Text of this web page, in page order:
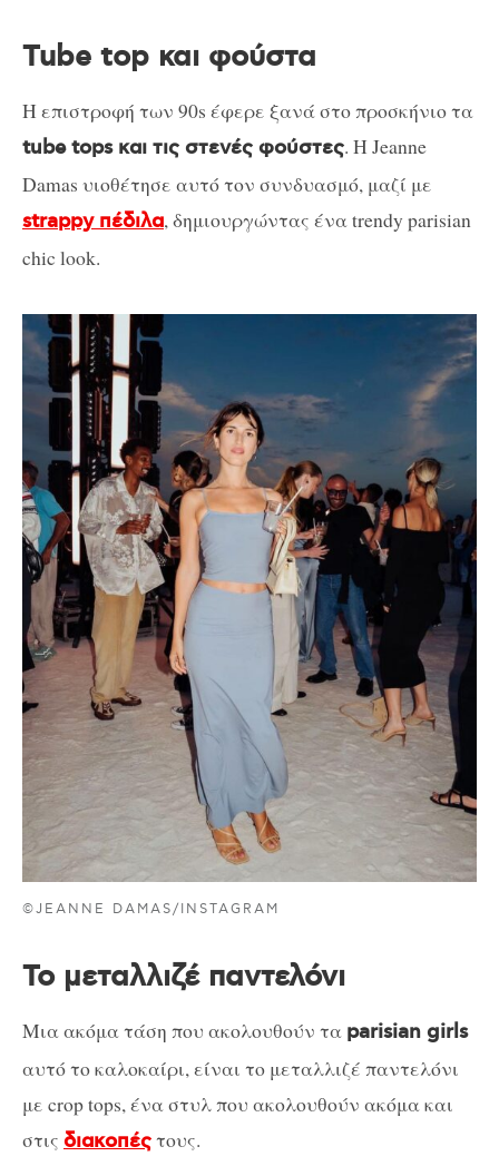
Tube top και φούστα
Η επιστροφή των 90s έφερε ξανά στο προσκήνιο τα
tube tops και τις στενές φούστες. Η Jeanne
Damas υιοθέτησε αυτό τον συνδυασμό, μαζί με
strappy πέδιλα, δημιουργώντας ένα trendy parisian
chic look.
©JEANNE DAMAS/INSTAGRAM
Το μεταλλιζέ παντελόνι
Μια ακόμα τάση που ακολουθούν τα parisian girls
αυτό το καλοκαίρι, είναι το μεταλλιζέ παντελόνι
με crop tops, ένα στυλ που ακολουθούν ακόμα και
στις διακοπέςτους.